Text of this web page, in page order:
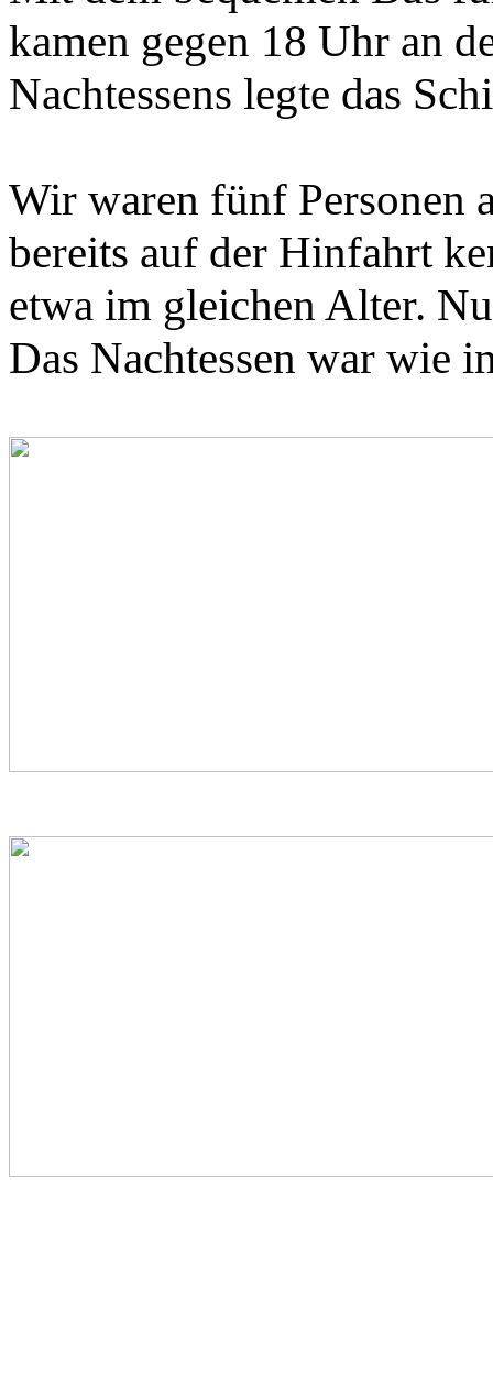
kamen gegen 18 Uhr an
Nachtessens legte das
Wir waren fünf Personen
bereits auf der Hinfahrt
etwa im gleichen Alter.
Das Nachtessen war wie